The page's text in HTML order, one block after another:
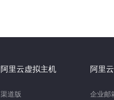
阿里云虚拟主机
渠道版
阿里
企业邮